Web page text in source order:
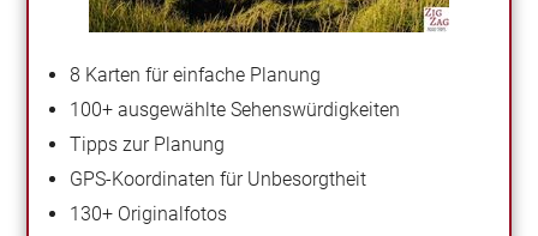
8 Karten für einfache Planung
100+ ausgewählte Sehenswürdigkeiten
Tipps zur Planung
GPS-Koordinaten für Unbesorgtheit
130+ Originalfotos